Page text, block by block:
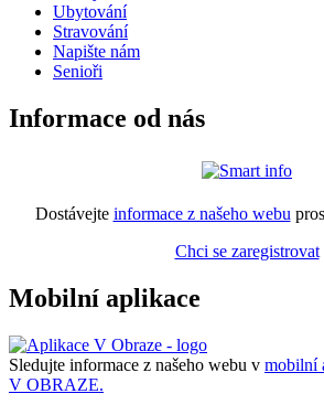
Ubytování
Stravování
Napište nám
Senioři
Informace od nás
Dostávejte informace z našeho webu
Chci se zaregistrovat
Mobilní aplikace
Sledujte informace z našeho webu v mobilní
V OBRAZE.